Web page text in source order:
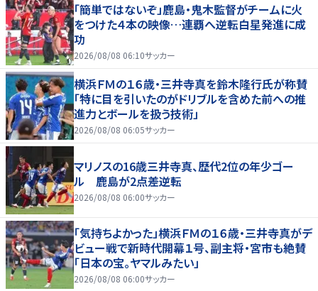
「簡単ではないぞ」鹿島・鬼木監督がチームに火
をつけた４本の映像…連覇へ逆転白星発進に成
功
2026/08/08 06:10サッカー
横浜ＦＭの１６歳・三井寺真を鈴木隆行氏が称賛
「特に目を引いたのがドリブルを含めた前への推
進力とボールを扱う技術」
2026/08/08 06:05サッカー
マリノスの16歳三井寺真、歴代2位の年少ゴー
ル 鹿島が2点差逆転
2026/08/08 06:00サッカー
「気持ちよかった」横浜ＦＭの１６歳・三井寺真がデ
ビュー戦で新時代開幕１号、副主将・宮市も絶賛
「日本の宝。ヤマルみたい」
2026/08/08 06:00サッカー